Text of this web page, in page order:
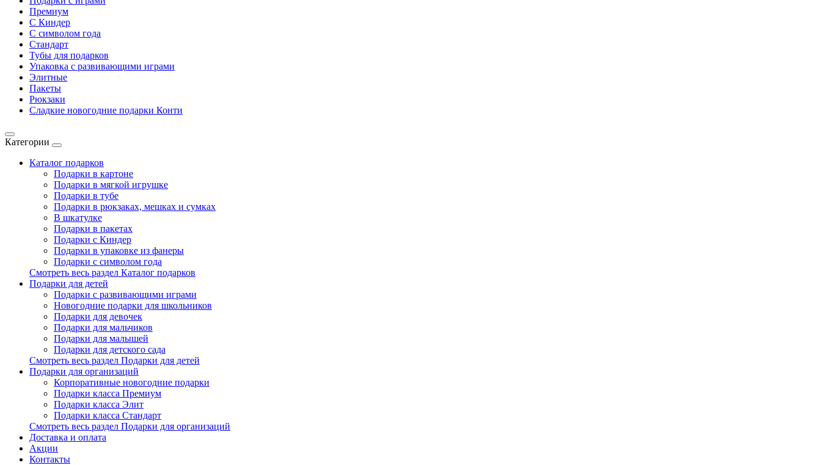
Премиум
С Киндер
С символом года
Стандарт
Тубы для подарков
Упаковка с развивающими играми
Элитные
Пакеты
Рюкзаки
Сладкие новогодние подарки Конти
Категории
Каталог подарков
Подарки в картоне
Подарки в мягкой игрушке
Подарки в тубе
Подарки в рюкзаках, мешках и сумках
В шкатулке
Подарки в пакетах
Подарки с Киндер
Подарки в упаковке из фанеры
Подарки с символом года
Смотреть весь раздел Каталог подарков
Подарки для детей
Подарки с развивающими играми
Новогодние подарки для школьников
Подарки для девочек
Подарки для мальчиков
Подарки для малышей
Подарки для детского сада
Смотреть весь раздел Подарки для детей
Подарки для организаций
Корпоративные новогодние подарки
Подарки класса Премиум
Подарки класса Элит
Подарки класса Стандарт
Смотреть весь раздел Подарки для организаций
Доставка и оплата
Акции
Контакты